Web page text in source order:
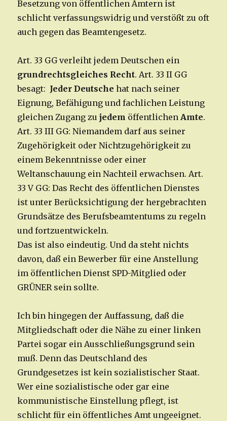
Besetzung von öffentlichen Ämtern ist
schlicht verfassungswidrig und verstößt zu oft
auch gegen das Beamtengesetz.
Art. 33 GG verleiht jedem Deutschen ein
grundrechtsgleiches Recht. Art. 33 II GG
besagt: Jeder Deutschehat nach seiner
Eignung, Befähigung und fachlichen Leistung
gleichen Zugang zujedem öffentlichenAmte.
Art. 33 III GG: Niemandem darf aus seiner
Zugehörigkeit oder Nichtzugehörigkeit zu
einem Bekenntnisse oder einer
Weltanschauung ein Nachteil erwachsen. Art.
33 V GG: Das Recht des öffentlichen Dienstes
ist unter Berücksichtigung der hergebrachten
Grundsätze des Berufsbeamtentums zu regeln
und fortzuentwickeln.
Das ist also eindeutig. Und da steht nichts
davon, daß ein Bewerber für eine Anstellung
im öffentlichen Dienst SPD-Mitglied oder
GRÜNER sein sollte.
Ich bin hingegen der Auffassung, daß die
Mitgliedschaft oder die Nähe zu einer linken
Partei sogar ein Ausschließungsgrund sein
muß. Denn das Deutschland des
Grundgesetzes ist kein sozialistischer Staat.
Wer eine sozialistische oder gar eine
kommunistische Einstellung pflegt, ist
schlicht für ein öffentliches Amt ungeeignet.